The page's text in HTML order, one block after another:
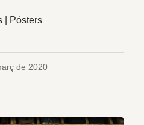
| Pósters
de 2020